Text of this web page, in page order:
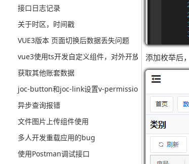
接口日志记录
关于时区，时间戳
VUE3版本 页面切换后数据丢失问题
vue3使用ts开发自定义组件，对外开放方法
获取其他账套数据
joc-button和joc-link设置v-permission会发生警告
异步查询报错
文件图片上传组件使用
多人开发重载应用的bug
使用Postman调试接口
添加枚举后